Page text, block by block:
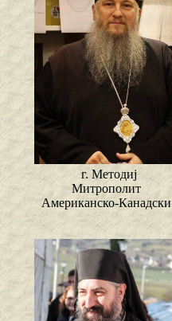
г. Методиј
Митрополит
Американско-Канадски